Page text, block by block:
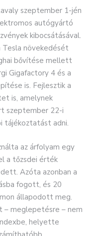
szeptember 1-jén
autógyártó
kibocsátásával.
növekedését
bővítése mellett
Gigafactory 4 és a
is. Fejlesztik a
is, amelynek
szeptember 22-i
tájékoztatást adni.
az árfolyam egy
a tőzsdei érték
Azóta azonban a
fogott, és 20
állapodott meg.
– meglepetésre – nem
helyette